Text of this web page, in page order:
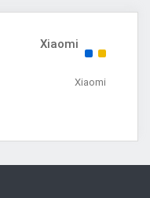
Xiaomi
Xiaomi